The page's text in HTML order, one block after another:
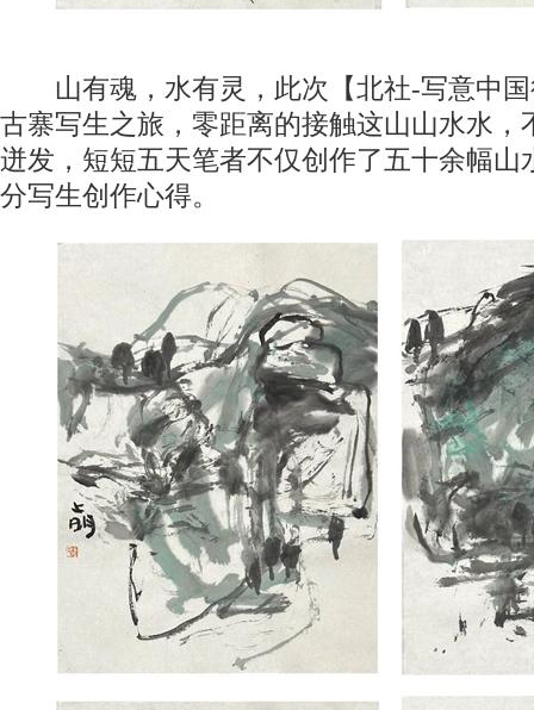
山有魂，水有灵，此次【北社-写意中国
古寨写生之旅，零距离的接触这山山水水，
迸发，短短五天笔者不仅创作了五十余幅山
分写生创作心得。